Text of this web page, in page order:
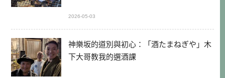
2026-05-03
神樂坂的道別與初心：「酒たまねぎや」木
下大哥教我的選酒課